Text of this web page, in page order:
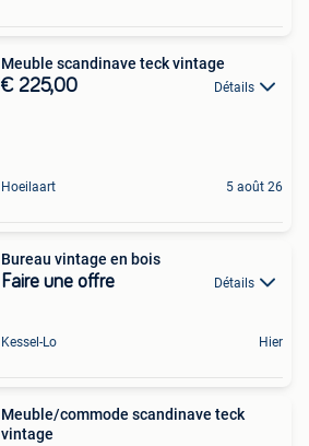
Meuble scandinave teck vintage
€ 225,00 Détails
Hoeilaart 5 août 26
Bureau vintage en bois
Faire une offre Détails
Kessel-Lo Hier
Meuble/commode scandinave teck
vintage